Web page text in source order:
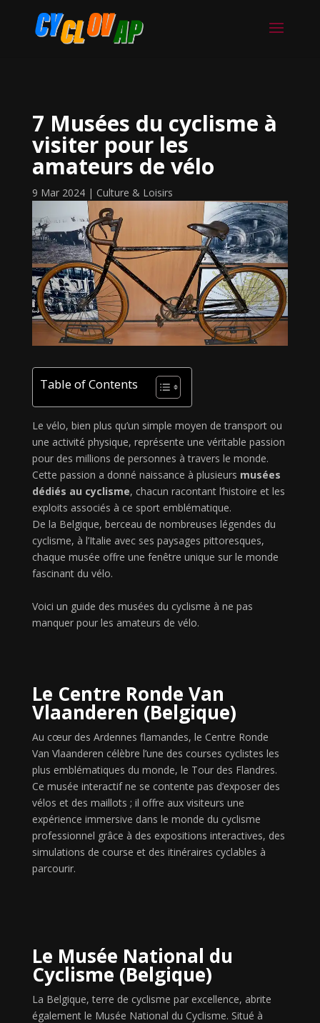
7 Musées du cyclisme à
visiter pour les
amateurs de vélo
9 Mar 2024| Culture & Loisirs
Table of Contents
Le vélo, bien plus qu’un simple moyen de transport ou
une activité physique, représente une véritable passion
pour des millions de personnes à travers le monde.
Cette passion a donné naissance à plusieurs musées
dédiés au cyclisme, chacun racontant l’histoire et les
exploits associés à ce sport emblématique.
De la Belgique, berceau de nombreuses légendes du
cyclisme, à l’Italie avec ses paysages pittoresques,
chaque musée offre une fenêtre unique sur le monde
fascinant du vélo.
Voici un guide des musées du cyclisme à ne pas
manquer pour les amateurs de vélo.
Le Centre Ronde Van
Vlaanderen (Belgique)
Au cœur des Ardennes flamandes, le Centre Ronde
Van Vlaanderen célèbre l’une des courses cyclistes les
plus emblématiques du monde, le Tour des Flandres.
Ce musée interactif ne se contente pas d’exposer des
vélos et des maillots ; il offre aux visiteurs une
expérience immersive dans le monde du cyclisme
professionnel grâce à des expositions interactives, des
simulations de course et des itinéraires cyclables à
parcourir.
Le Musée National du
Cyclisme (Belgique)
La Belgique, terre de cyclisme par excellence, abrite
également le Musée National du Cyclisme. Situé à